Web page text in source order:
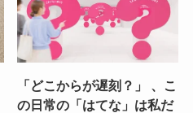
「どこからが遅刻？」 、こ
の日常の「はてな」は私だ